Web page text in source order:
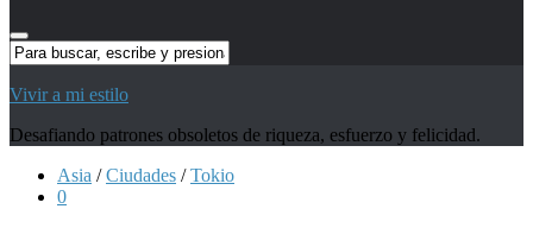
Vivir a mi estilo
Desafiando patrones obsoletos de riqueza, esfuerzo y felicidad.
Asia / Ciudades / Tokio
0